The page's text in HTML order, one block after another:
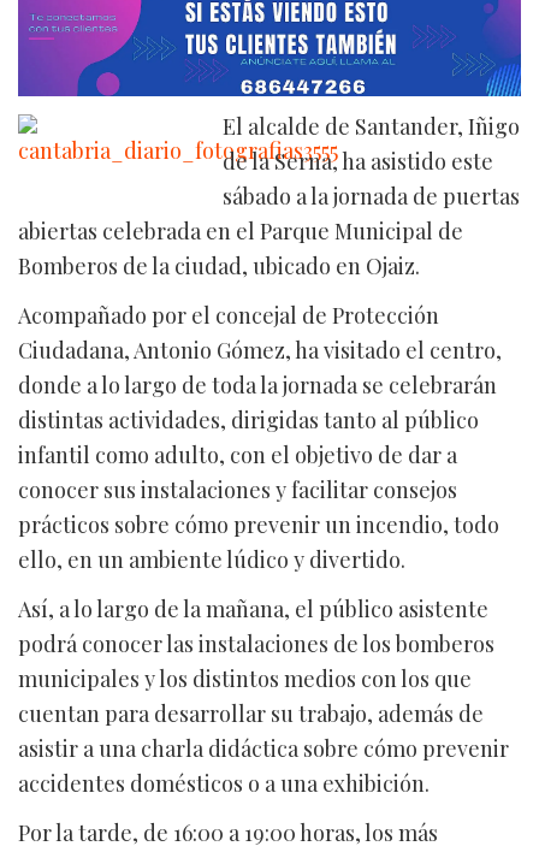
El alcalde de Santander, Iñigo
de la Serna, ha asistido este
sábado a la jornada de puertas
abiertas celebrada en el Parque Municipal de
Bomberos de la ciudad, ubicado en Ojaiz.
Acompañado por el concejal de Protección
Ciudadana, Antonio Gómez, ha visitado el centro,
donde a lo largo de toda la jornada se celebrarán
distintas actividades, dirigidas tanto al público
infantil como adulto, con el objetivo de dar a
conocer sus instalaciones y facilitar consejos
prácticos sobre cómo prevenir un incendio, todo
ello, en un ambiente lúdico y divertido.
Así, a lo largo de la mañana, el público asistente
podrá conocer las instalaciones de los bomberos
municipales y los distintos medios con los que
cuentan para desarrollar su trabajo, además de
asistir a una charla didáctica sobre cómo prevenir
accidentes domésticos o a una exhibición.
Por la tarde, de 16:00 a 19:00 horas, los más